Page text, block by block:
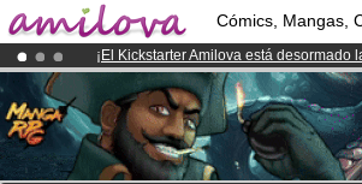
Cómics, Mangas,
¡ El Kickstarter Amilova está desormado
¡Ya tenemos 100000miembrosy 1000
¡Conviertete en Premium por3.95 euros